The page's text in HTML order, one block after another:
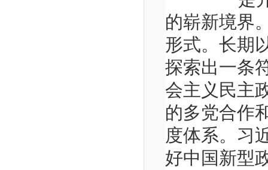
的崭新境界
形式。长期
探索出一条
会主义民主
的多党合作
度体系。习
好中国新型